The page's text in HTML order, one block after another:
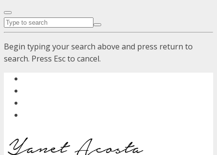
Begin typing your search above and press return to
search. Press Esc to cancel.